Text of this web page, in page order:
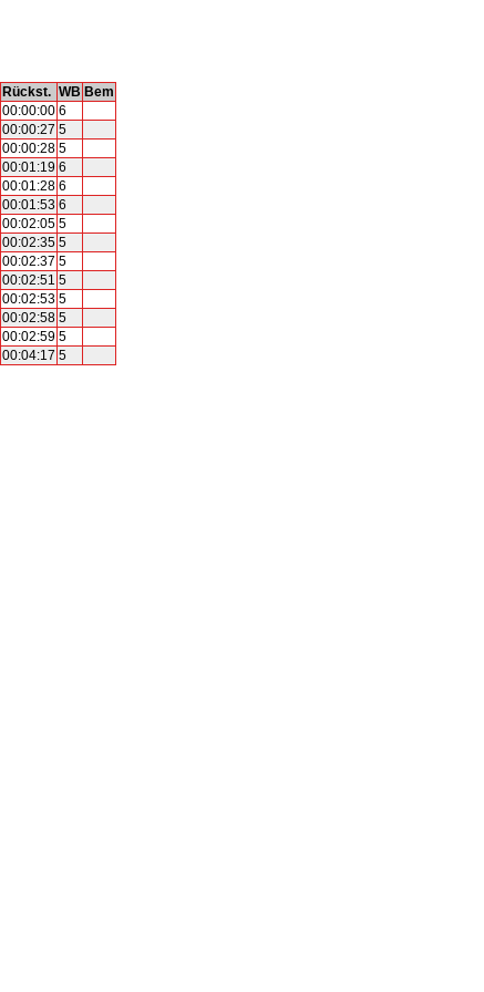
Rückst. WB Bem
00:00:00 6
00:00:27 5
00:00:28 5
00:01:19 6
00:01:28 6
00:01:53 6
00:02:05 5
00:02:35 5
00:02:37 5
00:02:51 5
00:02:53 5
00:02:58 5
00:02:59 5
00:04:17 5